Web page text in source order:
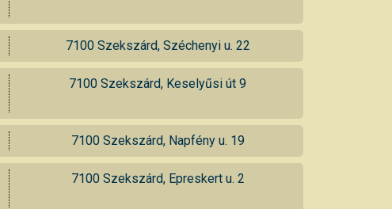
7100 Szekszárd, Széchenyi u. 22
7100 Szekszárd, Keselyűsi út 9
7100 Szekszárd, Napfény u. 19
7100 Szekszárd, Epreskert u. 2